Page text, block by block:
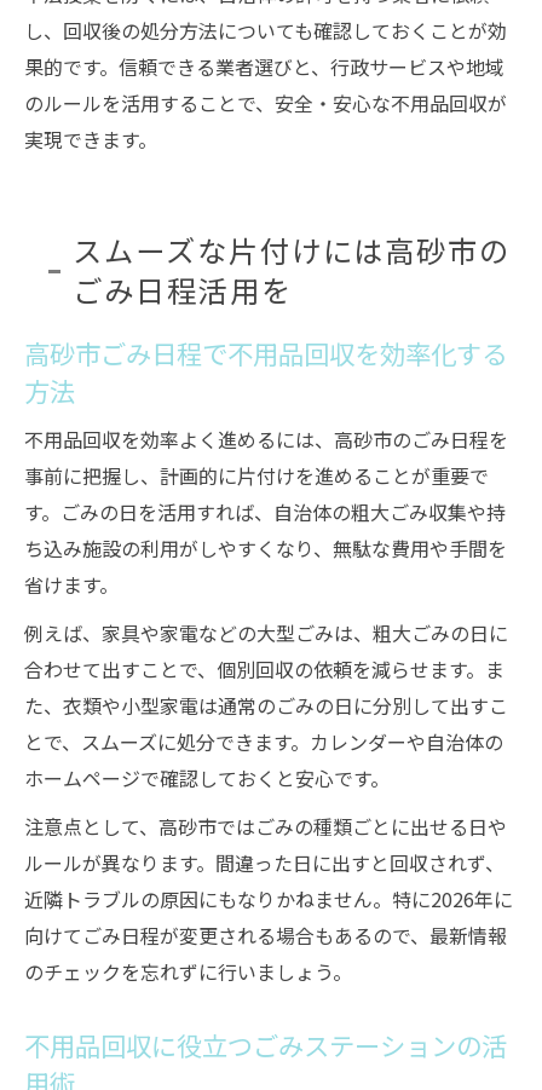
し、回収後の処分方法についても確認しておくことが効
果的です。信頼できる業者選びと、行政サービスや地域
のルールを活用することで、安全・安心な不用品回収が
実現できます。
スムーズな片付けには高砂市の
ごみ日程活用を
高砂市ごみ日程で不用品回収を効率化する
方法
不用品回収を効率よく進めるには、高砂市のごみ日程を
事前に把握し、計画的に片付けを進めることが重要で
す。ごみの日を活用すれば、自治体の粗大ごみ収集や持
ち込み施設の利用がしやすくなり、無駄な費用や手間を
省けます。
例えば、家具や家電などの大型ごみは、粗大ごみの日に
合わせて出すことで、個別回収の依頼を減らせます。ま
た、衣類や小型家電は通常のごみの日に分別して出すこ
とで、スムーズに処分できます。カレンダーや自治体の
ホームページで確認しておくと安心です。
注意点として、高砂市ではごみの種類ごとに出せる日や
ルールが異なります。間違った日に出すと回収されず、
近隣トラブルの原因にもなりかねません。特に2026年に
向けてごみ日程が変更される場合もあるので、最新情報
のチェックを忘れずに行いましょう。
不用品回収に役立つごみステーションの活
用術